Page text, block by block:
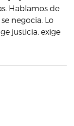
Hablamos de
negocia. Lo
justicia, exige